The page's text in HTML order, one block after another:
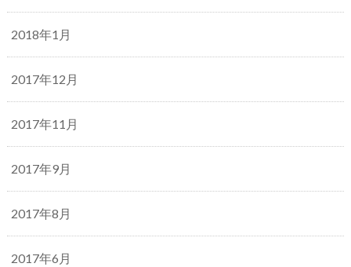
2018年1月
2017年12月
2017年11月
2017年9月
2017年8月
2017年6月